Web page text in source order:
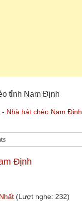
tỉnh Nam Định
- Nhà hát chèo Nam Định
Định
(Lượt nghe: 232)